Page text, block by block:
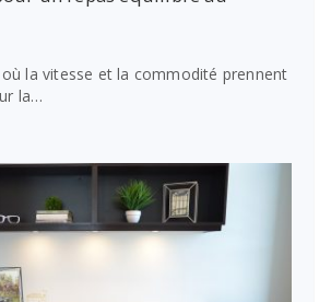
la vitesse et la commodité prennent
la…